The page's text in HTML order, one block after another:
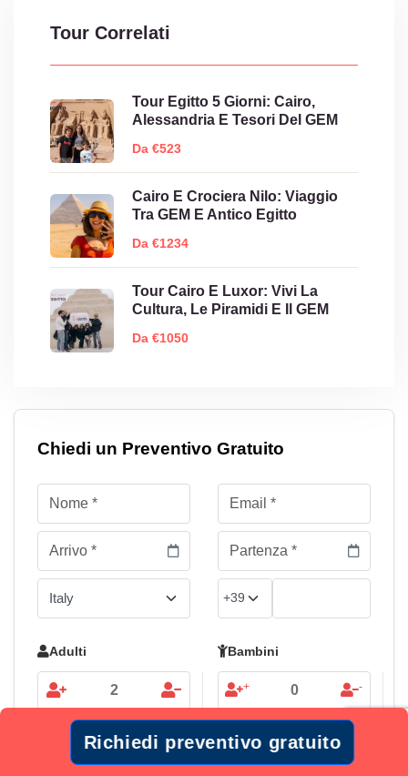
Tour Correlati
Tour Egitto 5 Giorni: Cairo,
Alessandria E Tesori Del GEM
Da €523
Cairo E Crociera Nilo: Viaggio
Tra GEM E Antico Egitto
Da €1234
Tour Cairo E Luxor: Vivi La
Cultura, Le Piramidi E Il GEM
Da €1050
Chiedi un Preventivo Gratuito
Adulti Bambini
+ -
Aggiungi l'offerta di volo al pacchetto di viaggio
Richiedi preventivo gratuito